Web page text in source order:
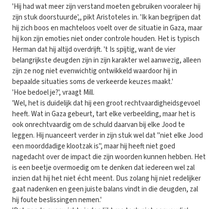
'Hij had wat meer zijn verstand moeten gebruiken vooraleer hij
zijn stuk doorstuurde',, pikt Aristoteles in. 'Ik kan begrijpen dat
hij zich boos en machteloos voelt over de situatie in Gaza, maar
hij kon zijn emoties niet onder controle houden. Het is typisch
Herman dat hij altijd overdrijft. 't Is spijtig, want de vier
belangrijkste deugden zijn in zijn karakter wel aanwezig, alleen
zijn ze nog niet evenwichtig ontwikkeld waardoor hij in
bepaalde situaties soms de verkeerde keuzes maakt.'
'Hoe bedoel je?', vraagt Mill.
'Wel, het is duidelijk dat hij een groot rechtvaardigheidsgevoel
heeft. Wat in Gaza gebeurt, tart elke verbeelding, maar het is
ook onrechtvaardig om de schuld daarvan bij elke Jood te
leggen. Hij nuanceert verder in zijn stuk wel dat "niet elke Jood
een moorddadige klootzak is", maar hij heeft niet goed
nagedacht over de impact die zijn woorden kunnen hebben. Het
is een beetje overmoedig om te denken dat iedereen wel zal
inzien dat hij het niet écht meent. Dus zolang hij niet redelijker
gaat nadenken en geen juiste balans vindt in die deugden, zal
hij foute beslissingen nemen.'